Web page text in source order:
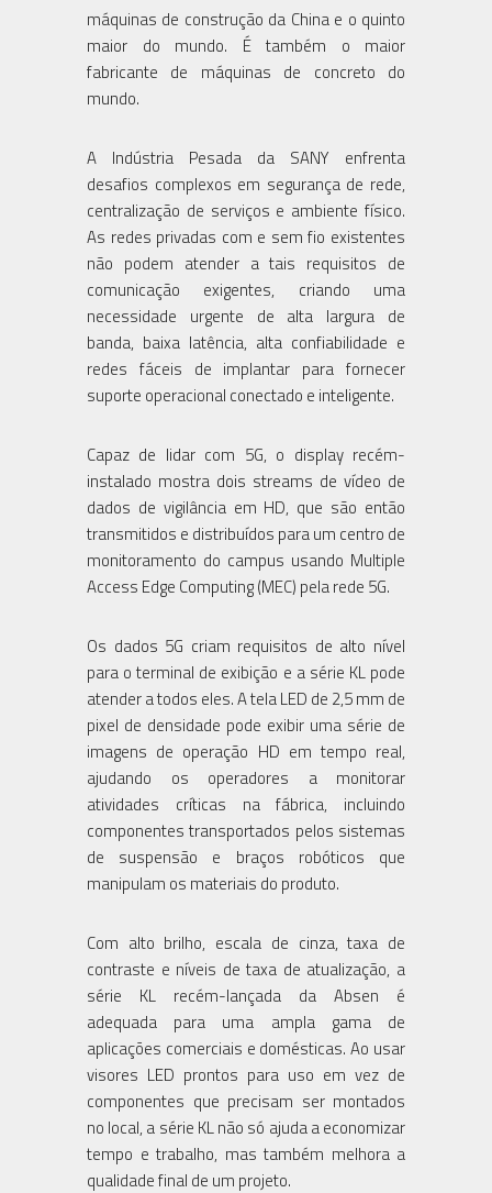
máquinas de construção da China e o quinto
maior do mundo. É também o maior
fabricante de máquinas de concreto do
mundo.
A Indústria Pesada da SANY enfrenta
desafios complexos em segurança de rede,
centralização de serviços e ambiente físico.
As redes privadas com e sem fio existentes
não podem atender a tais requisitos de
comunicação exigentes, criando uma
necessidade urgente de alta largura de
banda, baixa latência, alta confiabilidade e
redes fáceis de implantar para fornecer
suporte operacional conectado e inteligente.
Capaz de lidar com 5G, o display recém-
instalado mostra dois streams de vídeo de
dados de vigilância em HD, que são então
transmitidos e distribuídos para um centro de
monitoramento do campus usando Multiple
Access Edge Computing (MEC) pela rede 5G.
Os dados 5G criam requisitos de alto nível
para o terminal de exibição e a série KL pode
atender a todos eles. A tela LED de 2,5 mm de
pixel de densidade pode exibir uma série de
imagens de operação HD em tempo real,
ajudando os operadores a monitorar
atividades críticas na fábrica, incluindo
componentes transportados pelos sistemas
de suspensão e braços robóticos que
manipulam os materiais do produto.
Com alto brilho, escala de cinza, taxa de
contraste e níveis de taxa de atualização, a
série KL recém-lançada da Absen é
adequada para uma ampla gama de
aplicações comerciais e domésticas. Ao usar
visores LED prontos para uso em vez de
componentes que precisam ser montados
no local, a série KL não só ajuda a economizar
tempo e trabalho, mas também melhora a
qualidade final de um projeto.